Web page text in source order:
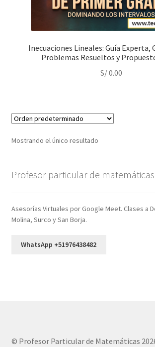
Inecuaciones Lineales: Guía Experta,
Problemas Resueltos y
S/0.00
Mostrando el único resultado
Profesor particular de matemáticas
Asesorías Virtuales por Google Meet. Clases a
Molina, Surco y San Borja.
WhatsApp +51976438482
© Profesor Particular de Matemáticas